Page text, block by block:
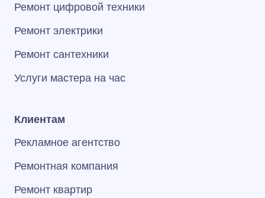
Ремонт цифровой техники
Ремонт электрики
Ремонт сантехники
Услуги мастера на час
Клиентам
Рекламное агентство
Ремонтная компания
Ремонт квартир